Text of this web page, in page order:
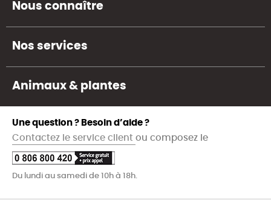
Nous connaître
Nos services
Animaux & plantes
Une question ? Besoin d’aide ?
Contactez le service client ou composez le
Du lundi au samedi de 10h à 18h.